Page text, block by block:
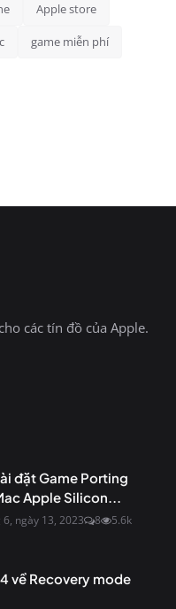
Apple store
game miễn phí
các tín đồ của Apple.
đặt Game Porting
Apple Silicon...
6, ngày 13, 2023 8 5.6k
về Recovery mode